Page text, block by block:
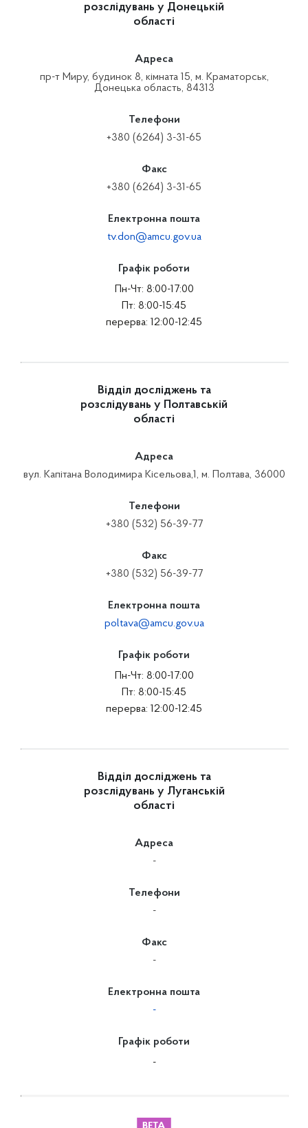
розслідувань у Донецькій
області
Адреса
пр-т Миру, будинок 8, кімната 15, м. Краматорськ,
Донецька область, 84313
Телефони
+380 (6264) 3-31-65
Факс
+380 (6264) 3-31-65
Електронна пошта
tv.don@amcu.gov.ua
Графік роботи
Пн-Чт: 8:00-17:00
Пт: 8:00-15:45
перерва: 12:00-12:45
Відділ досліджень та
розслідувань у Полтавській
області
Адреса
вул. Капітана Володимира Кісельова,1, м. Полтава, 36000
Телефони
+380 (532) 56-39-77
Факс
+380 (532) 56-39-77
Електронна пошта
poltava@amcu.gov.ua
Графік роботи
Пн-Чт: 8:00-17:00
Пт: 8:00-15:45
перерва: 12:00-12:45
Відділ досліджень та
розслідувань у Луганській
області
Адреса
-
Телефони
-
Факс
-
Електронна пошта
-
Графік роботи
-